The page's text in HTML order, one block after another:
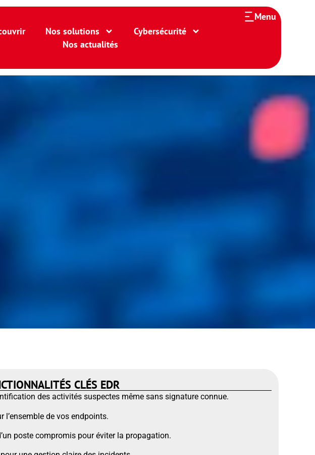
Nos solutions
Cybersécurité
Nos actualités
Menu
CLÉS EDR
des activités suspectes même sans signature connue.
de vos endpoints.
poste compromis pour éviter la propagation.